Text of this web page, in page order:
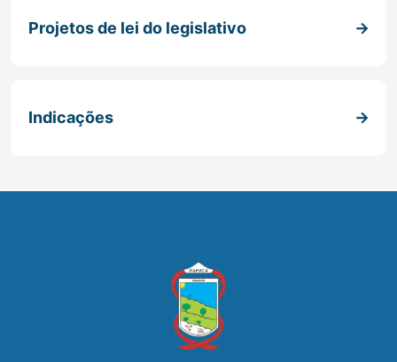
Projetos de lei do legislativo
Indicações